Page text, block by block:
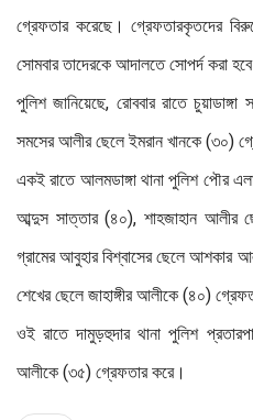
গ্রেফতার করেছে। গ্রেফতারকৃতদের
সোমবার তাদেরকে আদালতে সোপর্দ করা
পুলিশ জানিয়েছে, রোববার রাতে
সমসের আলীর ছেলে ইমরান খানকে (৩০)
একই রাতে আলমডাঙ্গা থানা পুলিশ পৌর
আব্দুস সাত্তার (৪০), শাহজাহান আলীর
গ্রামের আবুহার বিশ্বাসের ছেলে আশকার
শেখের ছেলে জাহাঙ্গীর আলীকে (৪০)
ওই রাতে দামুড়হুদার থানা পুলিশ
আলীকে (৩৫) গ্রেফতার করে।